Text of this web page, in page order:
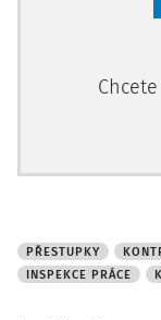
PŘESTUPKY
INSPEKCE PRÁCE